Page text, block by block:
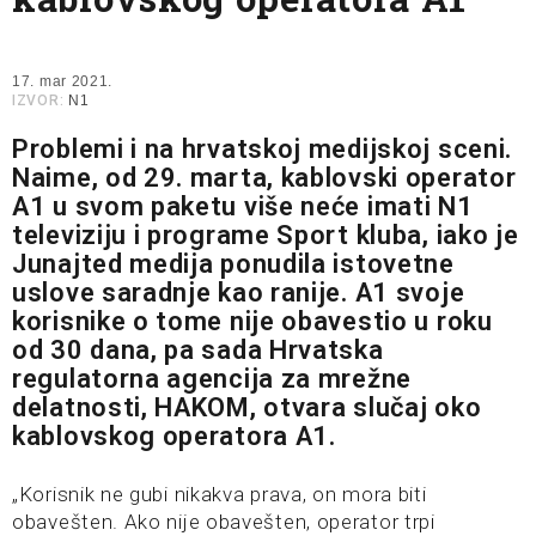
17. mar 2021.
IZVOR: N1
Problemi i na hrvatskoj medijskoj sceni.
Naime, od 29. marta, kablovski operator
A1 u svom paketu više neće imati N1
televiziju i programe Sport kluba, iako je
Junajted medija ponudila istovetne
uslove saradnje kao ranije. A1 svoje
korisnike o tome nije obavestio u roku
od 30 dana, pa sada Hrvatska
regulatorna agencija za mrežne
delatnosti, HAKOM, otvara slučaj oko
kablovskog operatora A1.
„Korisnik ne gubi nikakva prava, on mora biti
obavešten. Ako nije obavešten, operator trpi